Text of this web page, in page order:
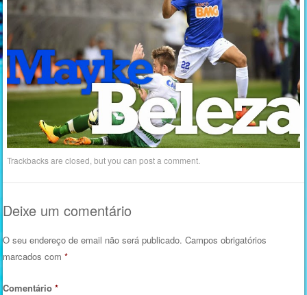
Trackbacks are closed, but you canpost a comment
Deixe um comentário
O seu endereço de email não será publicado. Campos obrigatórios
marcados com*
Comentário*